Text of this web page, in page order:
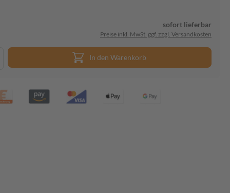
sofort lieferbar
Preise inkl. MwSt. ggf. zzgl. Versandkosten
In den Warenkorb